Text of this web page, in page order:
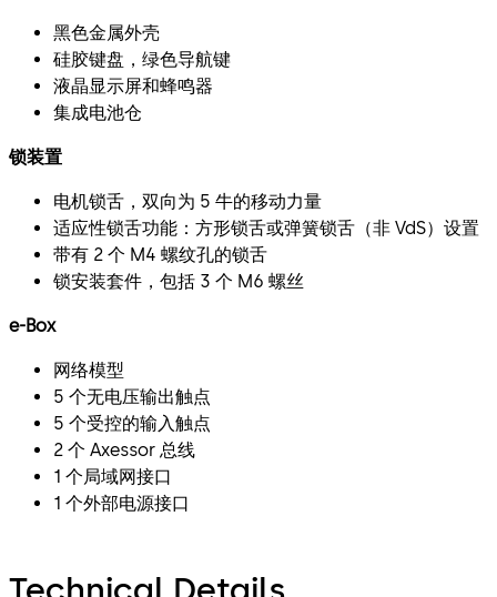
黑色金属外壳
硅胶键盘，绿色导航键
液晶显示屏和蜂鸣器
集成电池仓
锁装置
电机锁舌，双向为 5 牛的移动力量
适应性锁舌功能：方形锁舌或弹簧锁舌（非 VdS）设置
带有 2 个 M4 螺纹孔的锁舌
锁安装套件，包括 3 个 M6 螺丝
e-Box
网络模型
5 个无电压输出触点
5 个受控的输入触点
2 个 Axessor 总线
1 个局域网接口
1 个外部电源接口